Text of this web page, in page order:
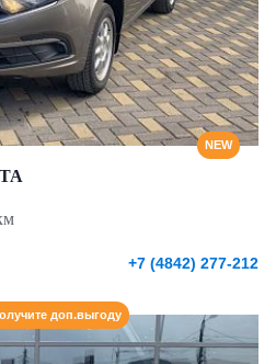
NEW
+7 (4842) 277-212
доп.выгоду